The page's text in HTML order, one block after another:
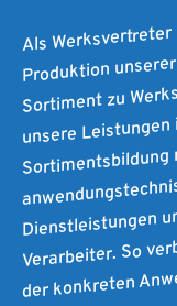
Als
Produktion
Sortiment zu
unsere
Dienstleistungen
Verarbeiter. So
der konkreten